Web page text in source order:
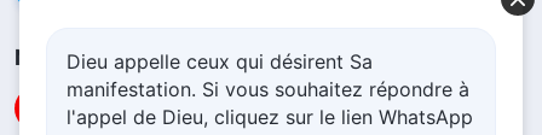
Nous suivre
Dieu appelle ceux qui désirent Sa
manifestation. Si vous souhaitez répondre à
l'appel de Dieu, cliquez sur le lien WhatsApp